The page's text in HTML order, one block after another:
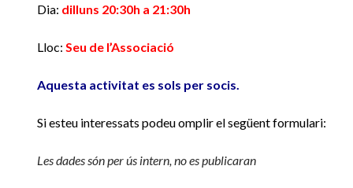
Dia: dilluns 20:30h a 21:30h
Lloc: Seu de l’Associació
Aquesta activitat es sols per socis.
Si esteu interessats podeu omplir el següent formulari:
Les dades són per ús intern, no es publicaran